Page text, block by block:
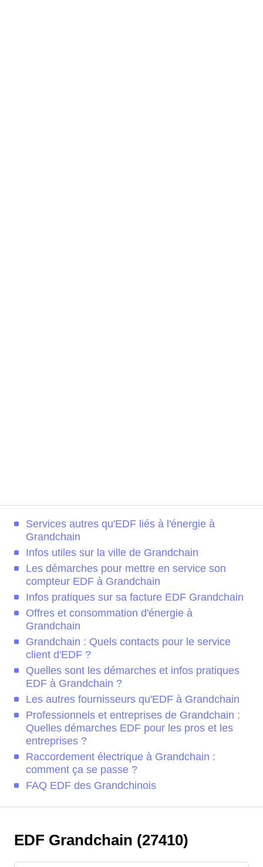
Services autres qu'EDF liés à l'énergie à
Grandchain
Infos utiles sur la ville de Grandchain
Les démarches pour mettre en service son
compteur EDF à Grandchain
Infos pratiques sur sa facture EDF Grandchain
Offres et consommation d'énergie à
Grandchain
Grandchain : Quels contacts pour le service
client d'EDF ?
Quelles sont les démarches et infos pratiques
EDF à Grandchain ?
Les autres fournisseurs qu'EDF à Grandchain
Professionnels et entreprises de Grandchain :
Quelles démarches EDF pour les pros et les
entreprises ?
Raccordement électrique à Grandchain :
comment ça se passe ?
FAQ EDF des Grandchinois
EDF Grandchain (27410)